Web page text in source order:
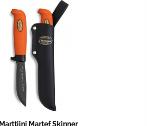
Marttiini Martef Skinner